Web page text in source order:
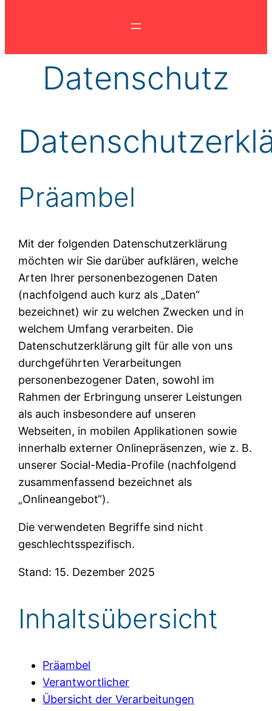
Datenschutz
Präambel
Mit der folgenden Datenschutzerklärung
möchten wir Sie darüber aufklären, welche
Arten Ihrer personenbezogenen Daten
(nachfolgend auch kurz als „Daten“
bezeichnet) wir zu welchen Zwecken und in
welchem Umfang verarbeiten. Die
Datenschutzerklärung gilt für alle von uns
durchgeführten Verarbeitungen
personenbezogener Daten, sowohl im
Rahmen der Erbringung unserer Leistungen
als auch insbesondere auf unseren
Webseiten, in mobilen Applikationen sowie
innerhalb externer Onlinepräsenzen, wie z. B.
unserer Social-Media-Profile (nachfolgend
zusammenfassend bezeichnet als
„Onlineangebot“).
Die verwendeten Begriffe sind nicht
geschlechtsspezifisch.
Stand: 15. Dezember 2025
Inhaltsübersicht
Präambel
Verantwortlicher
Übersicht der Verarbeitungen